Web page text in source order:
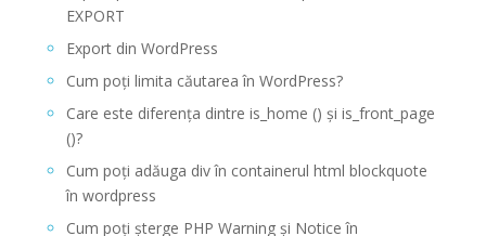
EXPORT
Export din WordPress
Cum poți limita căutarea în WordPress?
Care este diferența dintre is_home () și is_front_page
()?
Cum poți adăuga div în containerul html blockquote
în wordpress
Cum poți șterge PHP Warning și Notice în